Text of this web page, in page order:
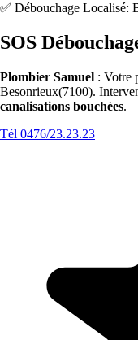
✅ Débouchage Localisé:
SOS
Plombier Samuel : Votre
Besonrieux(7100).
canalisations bouchées.
Tél 0476/23.23.23